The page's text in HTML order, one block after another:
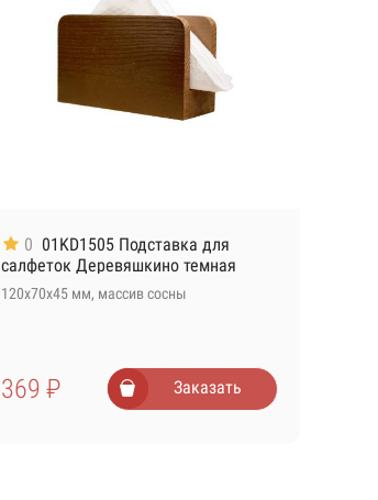
0 01KD1505 Подставка для
салфеток Деревяшкино темная
120х70х45 мм, массив сосны
369 ₽ Заказать